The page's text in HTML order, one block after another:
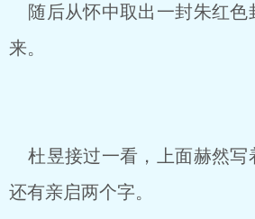
随后从怀中取出一封朱红色
来。
杜昱接过一看，上面赫然写
还有亲启两个字。